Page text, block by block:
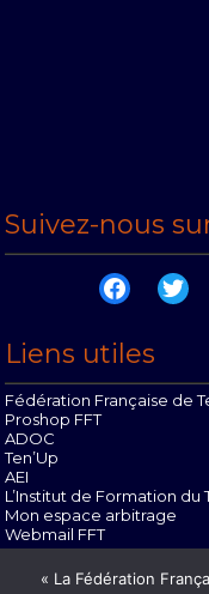
Suivez-nous
facebooktwitter
Liens utiles
Fédération Française de
Proshop FFT
ADOC
Ten’Up
AEI
L’Institut de Formation du
Mon espace arbitrage
Webmail FFT
Offres d’emploi
Contact
« La Fédération